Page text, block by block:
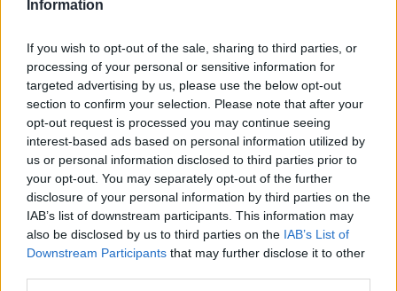
Information
If you wish to opt-out of the sale, sharing to third parties, or
processing of your personal or sensitive information for
targeted advertising by us, please use the below opt-out
section to confirm your selection. Please note that after your
opt-out request is processed you may continue seeing
interest-based ads based on personal information utilized by
us or personal information disclosed to third parties prior to
your opt-out. You may separately opt-out of the further
disclosure of your personal information by third parties on the
IAB’s list of downstream participants. This information may
also be disclosed by us to third parties on the IAB’s List of
Downstream Participants that may further disclose it to other
Ποιος είναι ο καλύτερος
τρόπος να κρυώσεις το κρασί
σου;